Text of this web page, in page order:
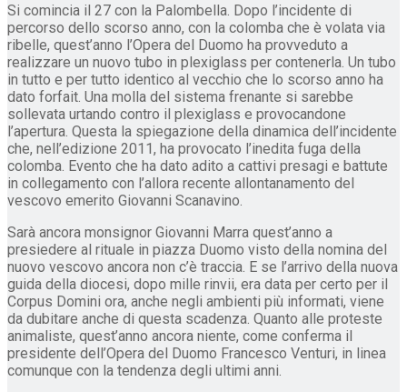
Si comincia il 27 con la Palombella. Dopo l’incidente di
percorso dello scorso anno, con la colomba che è volata via
ribelle, quest’anno l’Opera del Duomo ha provveduto a
realizzare un nuovo tubo in plexiglass per contenerla. Un tubo
in tutto e per tutto identico al vecchio che lo scorso anno ha
dato forfait. Una molla del sistema frenante si sarebbe
sollevata urtando contro il plexiglass e provocandone
l’apertura. Questa la spiegazione della dinamica dell’incidente
che, nell’edizione 2011, ha provocato l’inedita fuga della
colomba. Evento che ha dato adito a cattivi presagi e battute
in collegamento con l’allora recente allontanamento del
vescovo emerito Giovanni Scanavino.
Sarà ancora monsignor Giovanni Marra quest’anno a
presiedere al rituale in piazza Duomo visto della nomina del
nuovo vescovo ancora non c’è traccia. E se l’arrivo della nuova
guida della diocesi, dopo mille rinvii, era data per certo per il
Corpus Domini ora, anche negli ambienti più informati, viene
da dubitare anche di questa scadenza. Quanto alle proteste
animaliste, quest’anno ancora niente, come conferma il
presidente dell’Opera del Duomo Francesco Venturi, in linea
comunque con la tendenza degli ultimi anni.